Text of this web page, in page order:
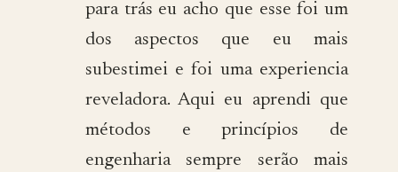
para trás eu acho que esse foi um
dos aspectos que eu mais
subestimei e foi uma experiencia
reveladora. Aqui eu aprendi que
métodos e princípios de
engenharia sempre serão mais